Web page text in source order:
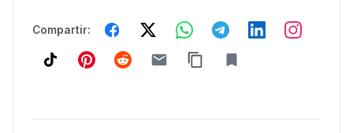
Compartir: